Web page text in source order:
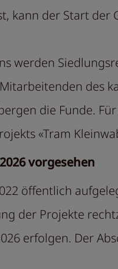
kann der Start der
werden
des
die Funde.
«Tram
vorgesehen
öffentlich
der Projekte
erfolgen. Der